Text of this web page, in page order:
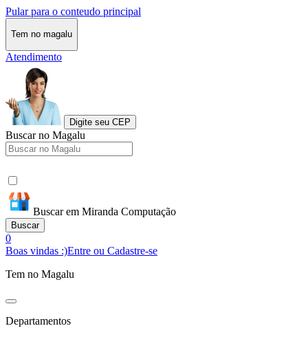
Pular para o conteudo principal
Tem no magalu
Atendimento
Digite seu CEP
Buscar no Magalu
Buscar em Miranda Computação
Buscar
0
Boas vindas :)Entre ou Cadastre-se
Tem no Magalu
Departamentos